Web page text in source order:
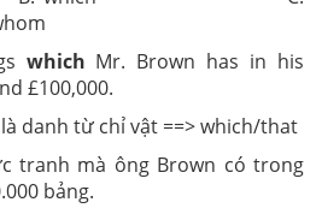
which Mr. Brown has in his
£100,000.
danh từ chỉ vật ==> which/that
tranh mà ông Brown có trong
bảng.